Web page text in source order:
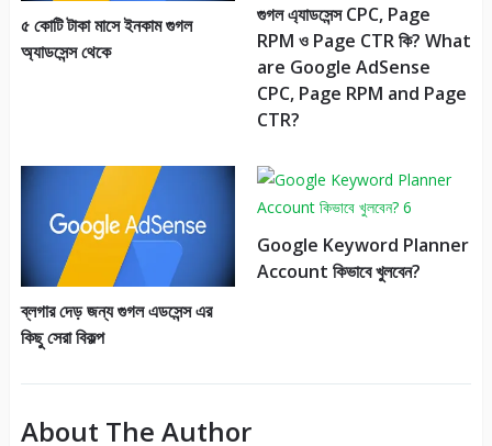
৫ কোটি টাকা মাসে ইনকাম গুগল
অ্যাডসেন্স থেকে
গুগল এ্যাডসেন্স CPC, Page
RPM ও Page CTR কি? What
are Google AdSense
CPC, Page RPM and Page
CTR?
ব্লগার দেড় জন্য গুগল এডসেন্স এর
কিছু সেরা বিকল্প
Google Keyword Planner
Account কিভাবে খুলবেন?
About The Author